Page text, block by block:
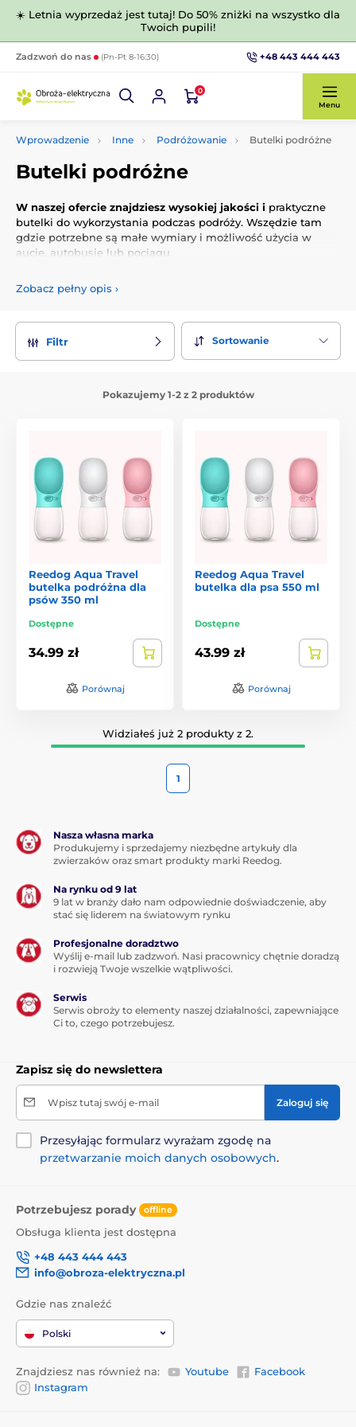
☀️ Letnia wyprzedaż jest tutaj! Do 50% zniżki na wszystko dla
Twoich pupili!
Zadzwoń do nas (Pn-Pt 8-16:30) +48 443 444 443
0
Menu
Wprowadzenie Inne Podróżowanie Butelki podróżne
Butelki podróżne
W naszej ofercie znajdziesz wysokiej jakości i praktyczne
butelki do wykorzystania podczas podróży. Wszędzie tam
gdzie potrzebne są małe wymiary i możliwość użycia w
aucie, autobusie lub pociągu.
Zobacz pełny opis ›
Filtr Sortowanie
Pokazujemy 1-2 z 2 produktów
Reedog Aqua Travel
butelka podróżna dla
psów 350 ml
Dostępne
34.99 zł
Porównaj
Reedog Aqua Travel
butelka dla psa 550 ml
Dostępne
43.99 zł
Porównaj
Widziałeś już 2 produkty z 2.
1
Nasza własna marka
Produkujemy i sprzedajemy niezbędne artykuły dla
zwierzaków oraz smart produkty marki Reedog.
Na rynku od 9 lat
9 lat w branży dało nam odpowiednie doświadczenie, aby
stać się liderem na światowym rynku
Profesjonalne doradztwo
Wyślij e-mail lub zadzwoń. Nasi pracownicy chętnie doradzą
i rozwieją Twoje wszelkie wątpliwości.
Serwis
Serwis obroży to elementy naszej działalności, zapewniające
Ci to, czego potrzebujesz.
Zapisz się do newslettera
Wpisz tutaj swój e-mail Zaloguj się
Przesyłając formularz wyrażam zgodę na
przetwarzanie moich danych osobowych.
Potrzebujesz porady offline
Obsługa klienta jest dostępna
+48 443 444 443
info@obroza-elektryczna.pl
Gdzie nas znaleźć
Polski
Znajdziesz nas również na: Youtube
Facebook
Instagram